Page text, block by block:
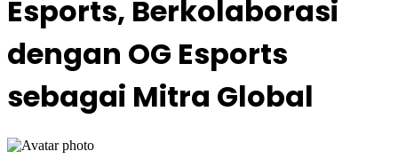
Esports, Berkolaborasi
dengan OG Esports
sebagai Mitra Global